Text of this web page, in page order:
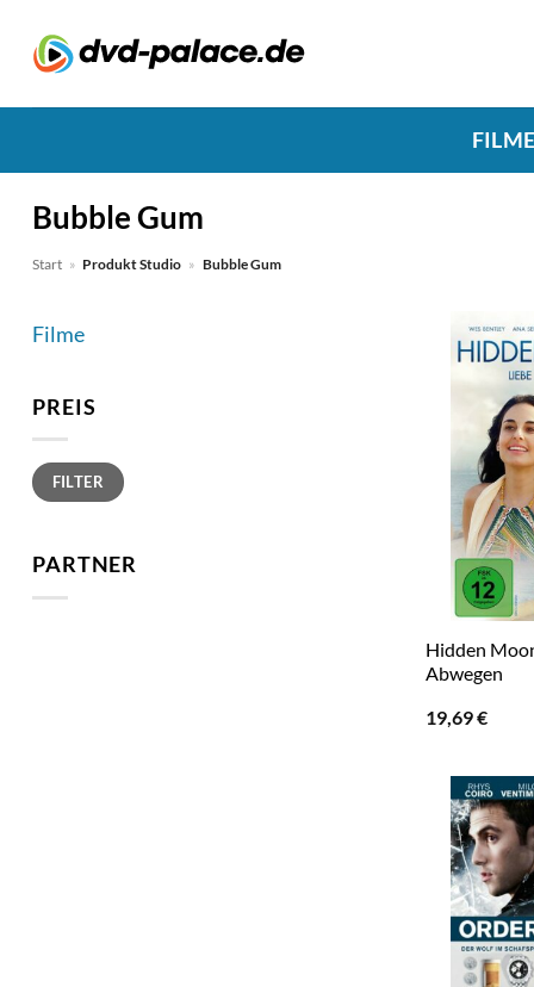
Inhalt
springen
FILME
Bubble Gum
Start » Produkt Studio » Bubble Gum
Filme
PREIS
Min.
Preis
Max.
PreisFILTER
PARTNER
Hidden
Abwegen
19,69€